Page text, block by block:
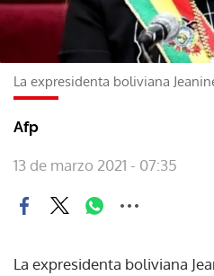
La expresidenta boliviana
Afp
13 de marzo 2021 - 07:35
La expresidenta boliviana